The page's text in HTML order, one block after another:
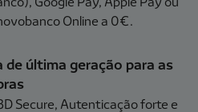
Online a 0€.
de última geração para as
Secure, Autenticação forte e